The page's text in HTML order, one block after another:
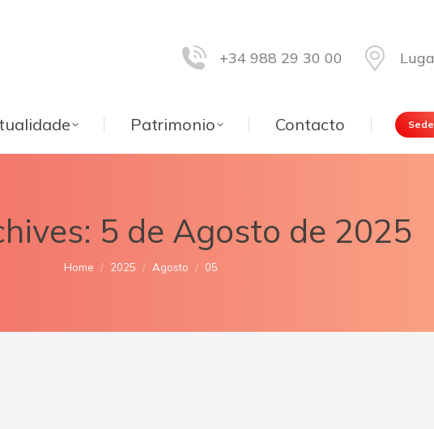
+34 988 29 30 00
Patrimonio Contacto
5 de Agosto de 2025
You are here:
Home 2025 Agosto 05